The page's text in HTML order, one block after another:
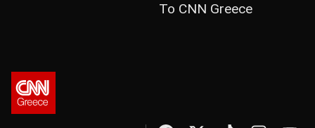
Το CNN Greece